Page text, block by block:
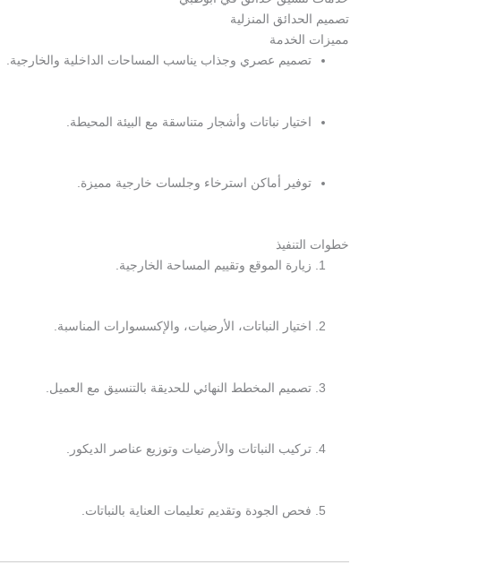
تصميم الحدائق المنزلية
مميزات الخدمة
تصميم عصري وجذاب يناسب المساحات الداخلية والخارجية.
اختيار نباتات وأشجار متناسقة مع البيئة المحيطة.
توفير أماكن استرخاء وجلسات خارجية مميزة.
خطوات التنفيذ
زيارة الموقع وتقييم المساحة الخارجية.
اختيار النباتات، الأرضيات، والإكسسوارات المناسبة.
تصميم المخطط النهائي للحديقة بالتنسيق مع العميل.
تركيب النباتات والأرضيات وتوزيع عناصر الديكور.
فحص الجودة وتقديم تعليمات العناية بالنباتات.